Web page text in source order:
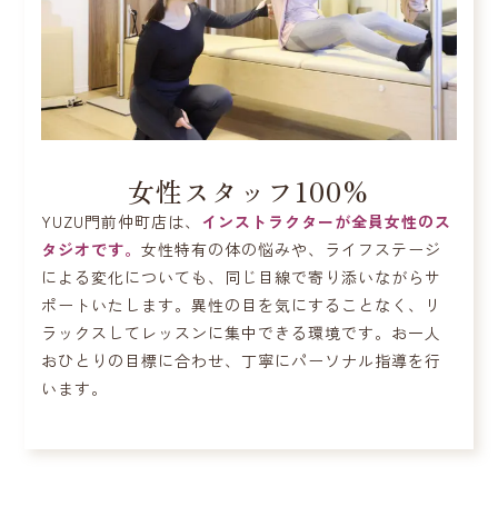
女性スタッフ100%
YUZU門前仲町店は、 インストラクターが全員女性のス
タジオです。女性特有の体の悩みや、ライフステージ
による変化についても、同じ目線で寄り添いながらサ
ポートいたします。異性の目を気にすることなく、リ
ラックスしてレッスンに集中できる環境です。お一人
おひとりの目標に合わせ、丁寧にパーソナル指導を行
います。